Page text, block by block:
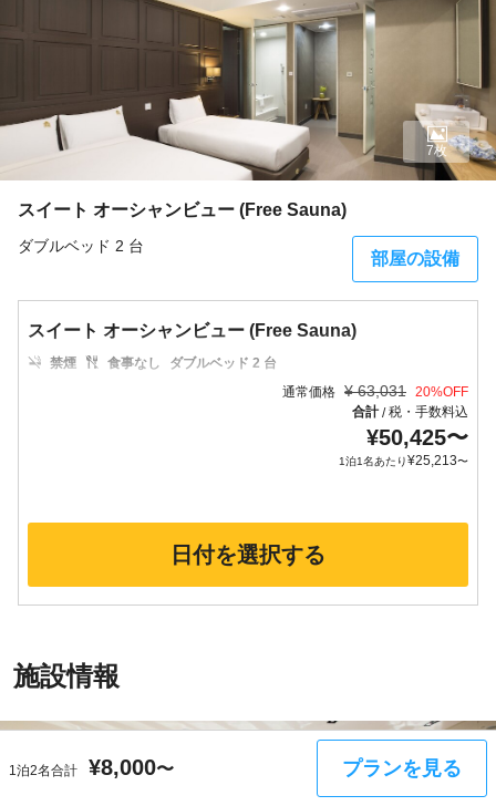
1泊2名合計 ¥8,000〜 プランを見る
スイート オーシャンビュー (Free Sauna)
ダブルベッド 2 台
部屋の設備
7枚
スイート オーシャンビュー (Free Sauna)
禁煙 食事なし
ダブルベッド 2 台
通常価格 ¥ 63,031 20%OFF
合計/税・手数料込
¥50,425〜
1泊1名あたり¥25,213〜
日付を選択する
施設情報